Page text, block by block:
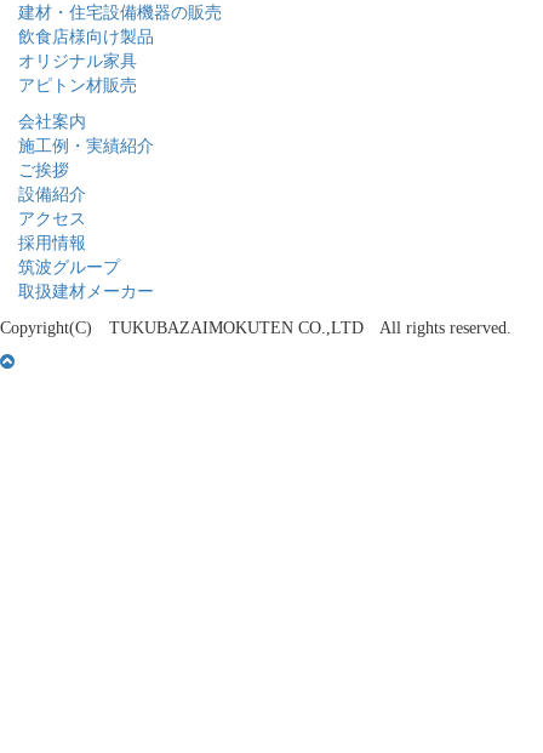
建材・住宅設備機器の販売
飲食店様向け製品
オリジナル家具
アピトン材販売
会社案内
施工例・実績紹介
ご挨拶
設備紹介
アクセス
採用情報
筑波グループ
取扱建材メーカー
Copyright(C) TUKUBAZAIMOKUTEN CO.,LTD All rights reserved.